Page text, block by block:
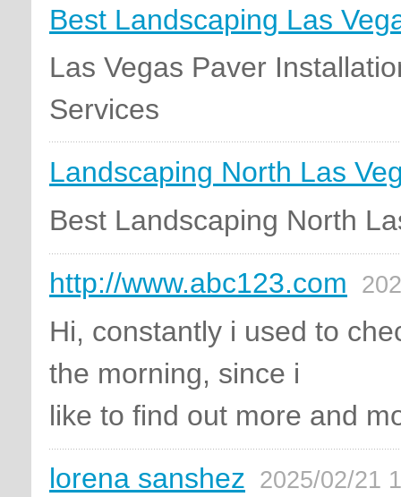
Best Landscaping Las
Las Vegas Paver
Services
Landscaping North Las
Best Landscaping North
http://www.abc123.com
Hi, constantly i used to
the morning, since i
like to find out more and
lorena sanshez 2025/02/21